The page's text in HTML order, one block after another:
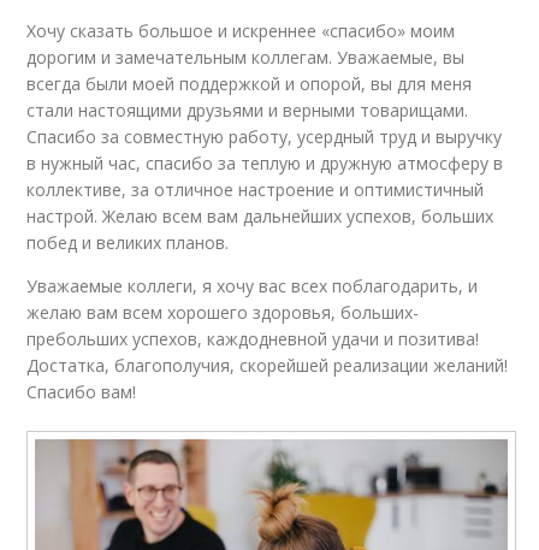
Коллектив в
поздравление
Примеры в
поздравлении
Тон для
поздравления
Хочу сказать большое и искреннее «спасибо» моим
дорогим и замечательным коллегам. Уважаемые, вы
всегда были моей поддержкой и опорой, вы для меня
стали настоящими друзьями и верными товарищами.
Спасибо за совместную работу, усердный труд и выручку
в нужный час, спасибо за теплую и дружную атмосферу в
коллективе, за отличное настроение и оптимистичный
настрой. Желаю всем вам дальнейших успехов, больших
побед и великих планов.
Уважаемые коллеги, я хочу вас всех поблагодарить, и
желаю вам всем хорошего здоровья, больших-
пребольших успехов, каждодневной удачи и позитива!
Достатка, благополучия, скорейшей реализации желаний!
Спасибо вам!